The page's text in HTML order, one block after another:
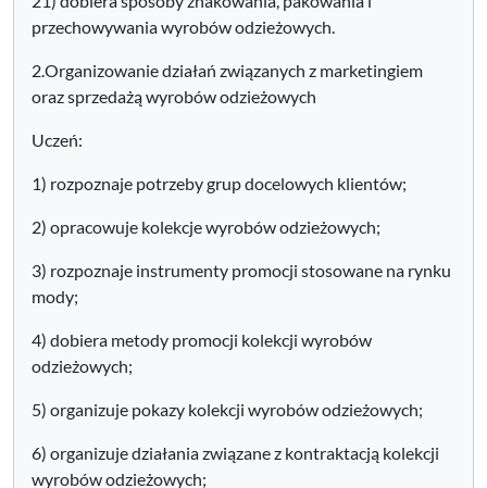
przechowywania wyrobów odzieżowych.
2.Organizowanie działań związanych z marketingiem
oraz sprzedażą wyrobów odzieżowych
Uczeń:
1) rozpoznaje potrzeby grup docelowych klientów;
2) opracowuje kolekcje wyrobów odzieżowych;
3) rozpoznaje instrumenty promocji stosowane na rynku
mody;
4) dobiera metody promocji kolekcji wyrobów
odzieżowych;
5) organizuje pokazy kolekcji wyrobów odzieżowych;
6) organizuje działania związane z kontraktacją kolekcji
wyrobów odzieżowych;